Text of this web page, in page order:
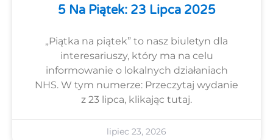
5 Na Piątek: 23 Lipca 2025
„Piątka na piątek” to nasz biuletyn dla
interesariuszy, który ma na celu
informowanie o lokalnych działaniach
NHS. W tym numerze: Przeczytaj wydanie
z 23 lipca, klikając tutaj.
lipiec 23, 2026